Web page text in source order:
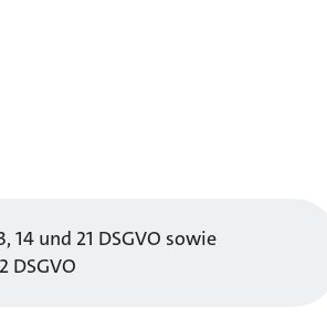
und 21 DSGVO sowie
DSGVO